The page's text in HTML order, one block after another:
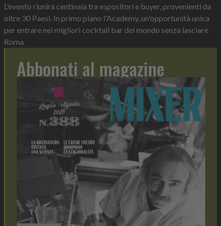
L'evento riunirà centinaia tra espositori e buyer, provenienti da
oltre 30 Paesi. In primo piano l'Academy, un'opportunità unica
per entrare nei migliori cocktail bar del mondo senza lasciare
Roma
Abbonati al magazine